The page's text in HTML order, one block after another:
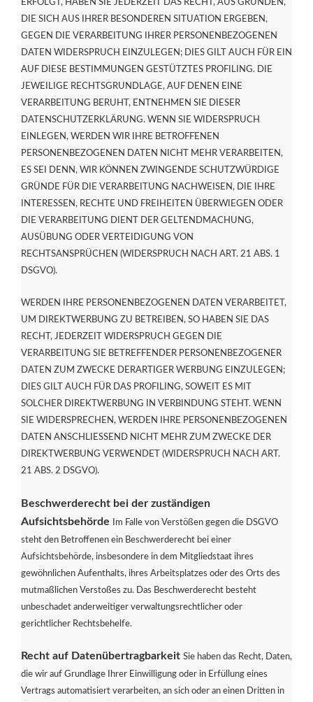
ERFOLGT, HABEN SIE JEDERZEIT DAS RECHT, AUS GRÜNDEN,
DIE SICH AUS IHRER BESONDEREN SITUATION ERGEBEN,
GEGEN DIE VERARBEITUNG IHRER PERSONENBEZOGENEN
DATEN WIDERSPRUCH EINZULEGEN; DIES GILT AUCH FÜR EIN
AUF DIESE BESTIMMUNGEN GESTÜTZTES PROFILING. DIE
JEWEILIGE RECHTSGRUNDLAGE, AUF DENEN EINE
VERARBEITUNG BERUHT, ENTNEHMEN SIE DIESER
DATENSCHUTZERKLÄRUNG. WENN SIE WIDERSPRUCH
EINLEGEN, WERDEN WIR IHRE BETROFFENEN
PERSONENBEZOGENEN DATEN NICHT MEHR VERARBEITEN,
ES SEI DENN, WIR KÖNNEN ZWINGENDE SCHUTZWÜRDIGE
GRÜNDE FÜR DIE VERARBEITUNG NACHWEISEN, DIE IHRE
INTERESSEN, RECHTE UND FREIHEITEN ÜBERWIEGEN ODER
DIE VERARBEITUNG DIENT DER GELTENDMACHUNG,
AUSÜBUNG ODER VERTEIDIGUNG VON
RECHTSANSPRÜCHEN (WIDERSPRUCH NACH ART. 21 ABS. 1
DSGVO).
WERDEN IHRE PERSONENBEZOGENEN DATEN VERARBEITET,
UM DIREKTWERBUNG ZU BETREIBEN, SO HABEN SIE DAS
RECHT, JEDERZEIT WIDERSPRUCH GEGEN DIE
VERARBEITUNG SIE BETREFFENDER PERSONENBEZOGENER
DATEN ZUM ZWECKE DERARTIGER WERBUNG EINZULEGEN;
DIES GILT AUCH FÜR DAS PROFILING, SOWEIT ES MIT
SOLCHER DIREKTWERBUNG IN VERBINDUNG STEHT. WENN
SIE WIDERSPRECHEN, WERDEN IHRE PERSONENBEZOGENEN
DATEN ANSCHLIESSEND NICHT MEHR ZUM ZWECKE DER
DIREKTWERBUNG VERWENDET (WIDERSPRUCH NACH ART.
21 ABS. 2 DSGVO).
Beschwerderecht bei der zuständigen
Aufsichtsbehörde
Im Falle von Verstößen gegen die DSGVO
steht den Betroffenen ein Beschwerderecht bei einer
Aufsichtsbehörde, insbesondere in dem Mitgliedstaat ihres
gewöhnlichen Aufenthalts, ihres Arbeitsplatzes oder des Orts des
mutmaßlichen Verstoßes zu. Das Beschwerderecht besteht
unbeschadet anderweitiger verwaltungsrechtlicher oder
gerichtlicher Rechtsbehelfe.
Recht auf Datenübertragbarkeit Sie haben das Recht, Daten,
die wir auf Grundlage Ihrer Einwilligung oder in Erfüllung eines
Vertrags automatisiert verarbeiten, an sich oder an einen Dritten in